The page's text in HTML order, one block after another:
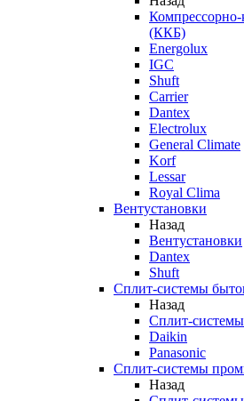
(ККБ)
Energolux
IGC
Shuft
Carrier
Dantex
Electrolux
General Climate
Korf
Lessar
Royal Clima
Вентустановки
Назад
Вентустановки
Dantex
Shuft
Сплит-системы
Назад
Сплит-
Daikin
Panasonic
Сплит-системы
Назад